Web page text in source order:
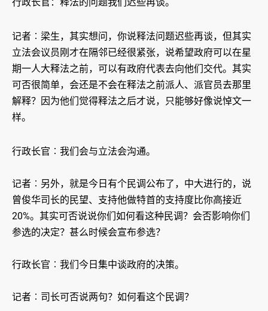
记者︰梁生，其实想问，你说释法问题迟些再谈，但其实
立法会议员刚才在隔邻已经很紧张，说希望政府可以在星
期一人大释法之前，可以有政府代表去向他们交代。其实
可否很简单，会还是不会在释法之前派人、派官员去那里
解释？因为他们觉得释法之后才说，只能够好像说悼文一
样。
行政长官︰我们会与立法会沟通。
记者︰另外，就是今日有个民调公布了，中大进行的，说
曾俊华司长的民望、支持他做特首的支持度比你高接近
20%。其实可否说说你们如何看这种民调？会否影响你们
参选的决定？甚么时候会宣布参选？
行政长官︰我们今日集中谈政府的决策。
记者︰司长可否说两句？如何看这个民调？